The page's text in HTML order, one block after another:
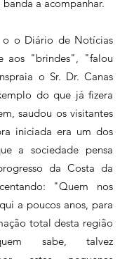
banda a acompanhar.
o o Diário de Notícias
aos "brindes", "falou
o Sr. Dr. Canas
do que já fizera
saudou os visitantes
iniciada era um dos
a sociedade pensa
da Costa da
"Quem nos
a poucos anos, para
total desta região
sabe, talvez